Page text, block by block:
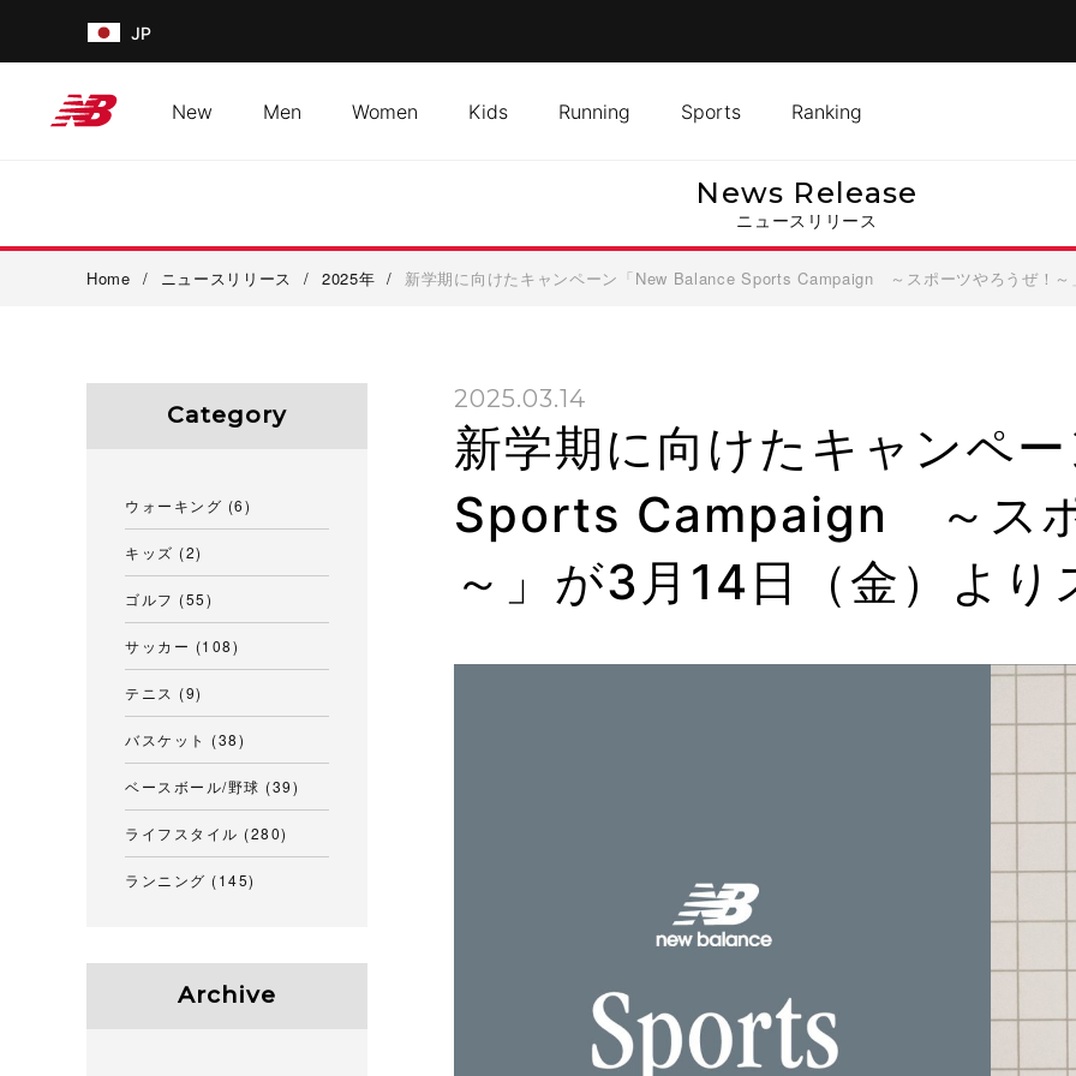
JP
New Men Women Kids Running Sports Ranking
News Release
ニュースリリース
Home / ニュースリリース / 2025年 / 新学期に向けたキャンペーン「New Balance Sports Campaign ～スポーツやろうぜ！～
2025.03.14
新学期に向けたキャンペ
Sports Campaign ～ス
～」が3月14日（金）より
Category
ウォーキング (6)
キッズ (2)
ゴルフ (55)
サッカー (108)
テニス (9)
バスケット (38)
ベースボール/野球 (39)
ライフスタイル (280)
ランニング (145)
Archive